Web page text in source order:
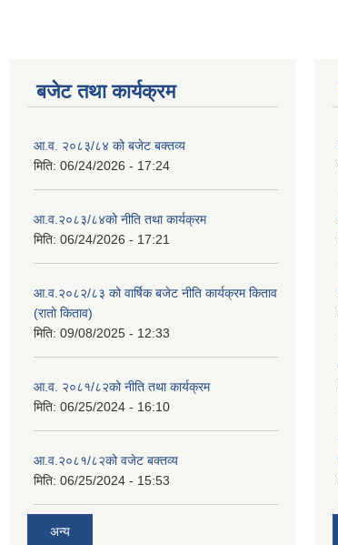
बजेट तथा कार्यक्रम
आ.व. २०८३/८४ को बजेट बक्तव्य
मिति: 06/24/2026 - 17:24
आ.व.२०८३/८४को नीति तथा कार्यक्रम
मिति: 06/24/2026 - 17:21
आ.व.२०८२/८३ को वार्षिक बजेट नीति कार्यक्रम किताव
(रातो किताव)
मिति: 09/08/2025 - 12:33
आ.व. २०८१/८२को नीति तथा कार्यक्रम
मिति: 06/25/2024 - 16:10
आ.व.२०८१/८२को वजेट बक्तव्य
मिति: 06/25/2024 - 15:53
अन्य